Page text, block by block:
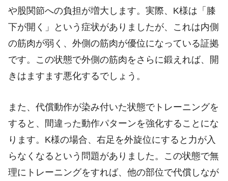
や股関節への負担が増大します。実際、K様は「膝
下が開く」という症状がありましたが、これは内側
の筋肉が弱く、外側の筋肉が優位になっている証拠
です。この状態で外側の筋肉をさらに鍛えれば、開
きはますます悪化するでしょう。
また、代償動作が染み付いた状態でトレーニングを
すると、間違った動作パターンを強化することにな
ります。K様の場合、右足を外旋位にすると力が入
らなくなるという問題がありました。この状態で無
理にトレーニングをすれば、他の部位で代償しなが